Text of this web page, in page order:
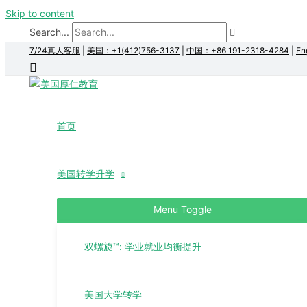
Skip to content
Search...
7/24真人客服 美国：+1(412)756-3137 中国：+86 191-2318-4284
首页
美国转学升学
Menu Toggle
双螺旋™: 学业就业均衡提升
美国大学转学